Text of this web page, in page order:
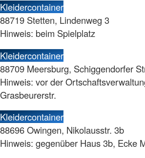
Kleidercontainer
88719 Stetten, Lindenweg 3
Hinweis: beim Spielplatz
Kleidercontainer
88709 Meersburg, Schiggendorfer
Hinweis: vor der
Grasbeurerstr.
Kleidercontainer
88696 Owingen, Nikolausstr. 3b
Hinweis: gegenüber Haus 3b, Ecke